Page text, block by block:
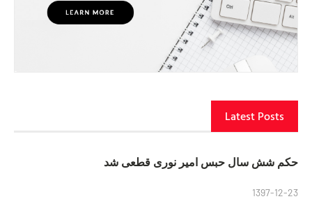
Latest Posts
حکم شش سال حبس امیر نوری قطعی شد
1397-12-23